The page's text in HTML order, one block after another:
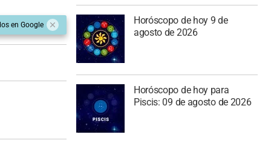
en Google
Horóscopo de hoy 9 de
agosto de 2026
Horóscopo de hoy para
Piscis: 09 de agosto de 2026